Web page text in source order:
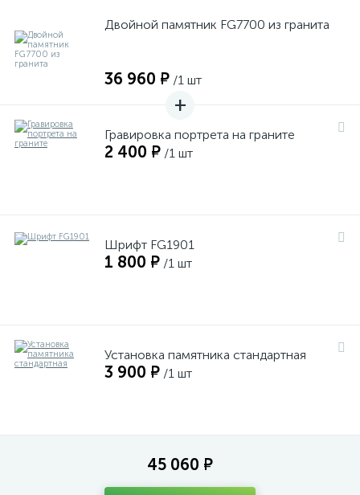
Двойной памятник FG7700 из гранита
36 960 ₽ /1 шт
Гравировка портрета на граните
2 400 ₽ /1 шт
Шрифт FG1901
1 800 ₽ /1 шт
Установка памятника стандартная
3 900 ₽ /1 шт
45 060 ₽